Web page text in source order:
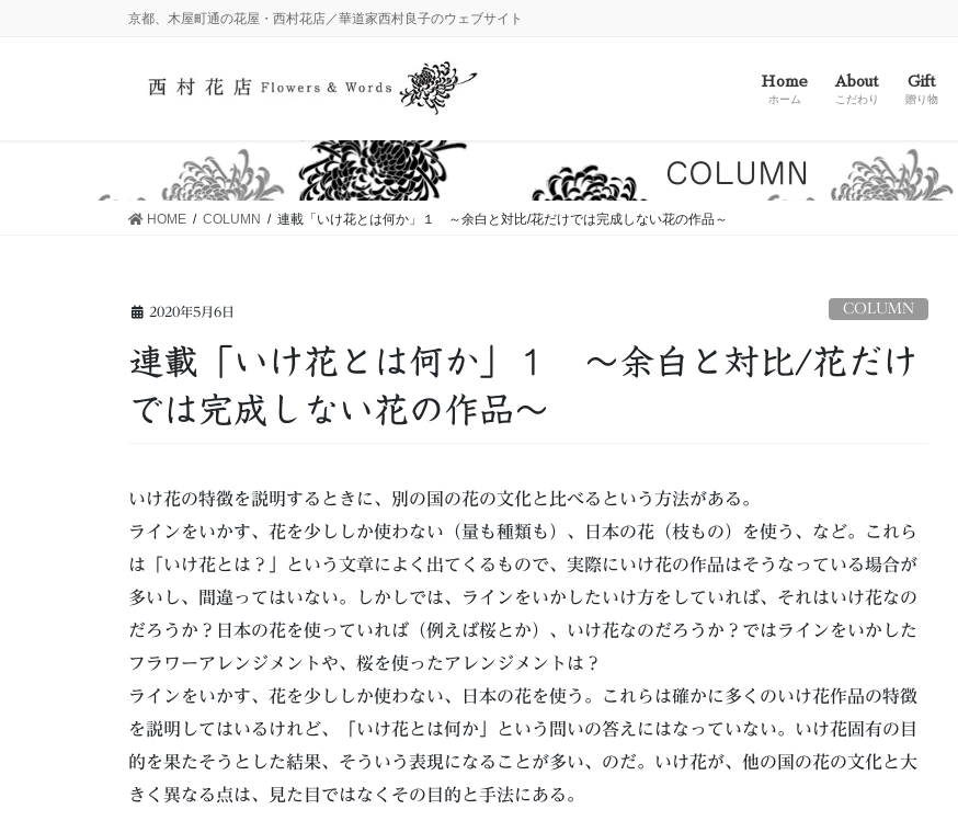
京都、木屋町通の花屋・西村花店／華道家西村良子のウェブサイト
Home
ホーム
About
こだわり
Gift
贈り物
COLUMN
HOME COLUMN 連載「いけ花とは何か」１ ～余白と対比/花だけでは完成しない花の作品～
2020年5月6日 COLUMN
連載「いけ花とは何か」１ ～余白と対比/花だけ
では完成しない花の作品～
いけ花の特徴を説明するときに、別の国の花の文化と比べるという方法がある。
ラインをいかす、花を少ししか使わない（量も種類も）、日本の花（枝もの）を使う、など。これら
は「いけ花とは？」という文章によく出てくるもので、実際にいけ花の作品はそうなっている場合が
多いし、間違ってはいない。しかしでは、ラインをいかしたいけ方をしていれば、それはいけ花なの
だろうか？日本の花を使っていれば（例えば桜とか）、いけ花なのだろうか？ではラインをいかした
フラワーアレンジメントや、桜を使ったアレンジメントは？
ラインをいかす、花を少ししか使わない、日本の花を使う。これらは確かに多くのいけ花作品の特徴
を説明してはいるけれど、「いけ花とは何か」という問いの答えにはなっていない。いけ花固有の目
的を果たそうとした結果、そういう表現になることが多い、のだ。いけ花が、他の国の花の文化と大
きく異なる点は、見た目ではなくその目的と手法にある。